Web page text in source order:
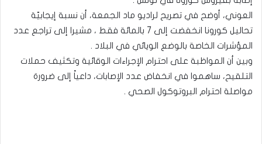
العوني، أوضح في تصريح لراديو ماد الجمعة، أن نسبة إيجابيّة
تحاليل كورونا انخفضت إلى 7 بالمائة فقط ، مشيرا إلى تراجع عدد
المؤشرات الخاصة بالوضع الويائي في البلاد .
وبين أن المواظبة على احترام الإجراءات الوقائية وتكثيف حملات
التلقيح، ساهموا في انخفاض عدد الإصابات، داعياً إلى ضرورة
مواصلة احترام البروتوكول الصحي .